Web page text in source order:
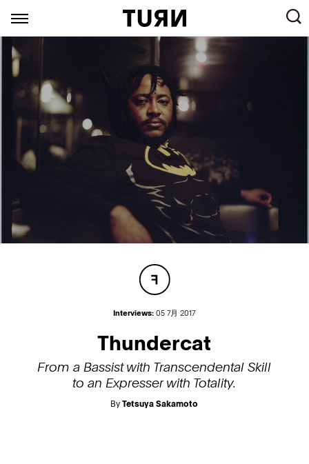
Interviews: 05 7月 2017
Thundercat
From a Bassist with Transcendental Skill
to an Expresser with Totality.
ByTetsuya Sakamoto